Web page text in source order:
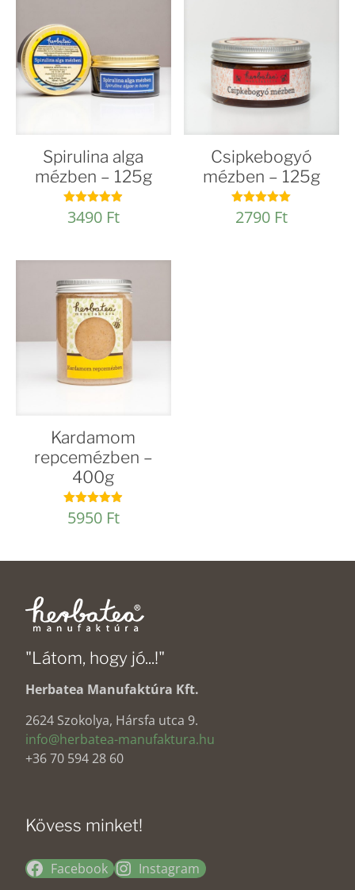
Spirulina alga
mézben – 125g
Értékelés:
4.86
3490 Ft
Csipkebogyó
mézben – 125g
Értékelés:
4.96
2790 Ft
Kardamom
repcemézben –
400g
Értékelés:
4.92
5950 Ft
"Látom, hogy jó...!"
Herbatea Manufaktúra Kft.
2624 Szokolya, Hársfa utca 9.
info@herbatea-manufaktura.hu
+36 70 594 28 60
Kövess minket!
Facebook Instagram